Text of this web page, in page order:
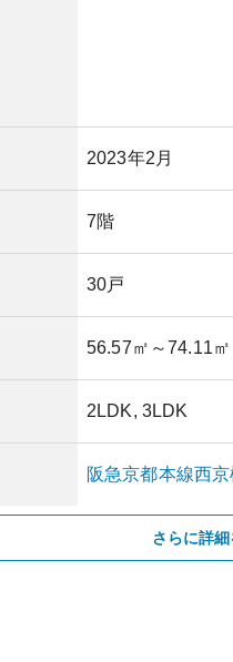
2023年2月
7階
30戸
56.57㎡ ～74.11㎡
2LDK, 3LDK
阪急京都本線西
さらに詳